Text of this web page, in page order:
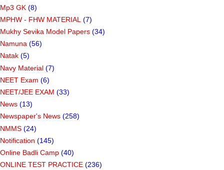
Mp3 GK (8)
MPHW - FHW MATERIAL (7)
Mukhy Sevika Model Papers (34)
Namuna (56)
Natak (5)
Navy Material (7)
NEET Exam (6)
NEET/JEE EXAM (33)
News (13)
Newspaper's News (258)
NMMS (24)
Notification (145)
Online Badli Camp (40)
ONLINE TEST PRACTICE (236)